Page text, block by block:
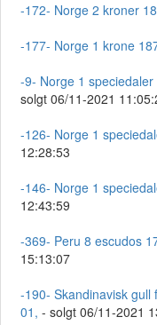
-172- Norge 2 kroner
-177- Norge 1 krone
-9- Norge 1
solgt 06/11-2021
-126- Norge 1
12:28:53
-146- Norge 1
12:43:59
-369- Peru 8 escudos
15:13:07
-190- Skandinavisk gull
01, - solgt 06/11-2021